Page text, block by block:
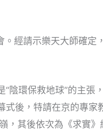
。經請示樂天大師確定
陰環保救地球”的主張
式後，特請在京的專家
，其後依次為《求實》